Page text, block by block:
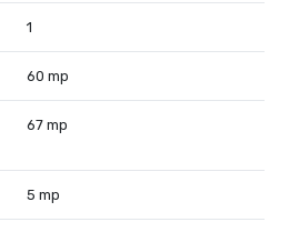
1
60 mp
67 mp
5 mp